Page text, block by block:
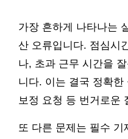
가장 흔하게 나타나는
산 오류입니다. 점심시
나, 초과 근무 시간을
니다. 이는 결국 정확한
보정 요청 등 번거로운
또 다른 문제는 필수